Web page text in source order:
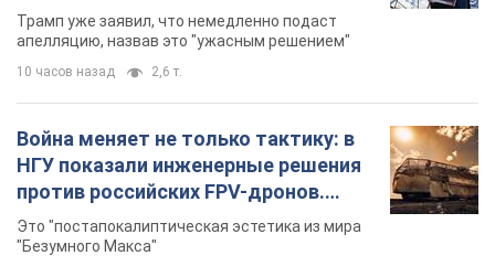
бального зала стоимостью 400 млн
долларов
Трамп уже заявил, что немедленно подаст
апелляцию, назвав это "ужасным решением"
10 часов назад 2,6 т.
Война меняет не только тактику: в
НГУ показали инженерные решения
против российских FPV-дронов.
Фото
Это "постапокалиптическая эстетика из мира
"Безумного Макса"